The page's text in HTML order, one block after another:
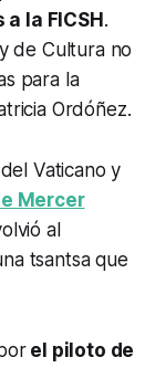
la FICSH .
de Cultura no
para la
Ordóñez.
Vaticano y
Mercer
al
tsantsa que
el piloto de